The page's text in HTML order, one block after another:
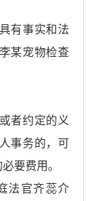
有事实和法
某宠物检查
者约定的义
事务的，可
要费用。
官齐蕊介